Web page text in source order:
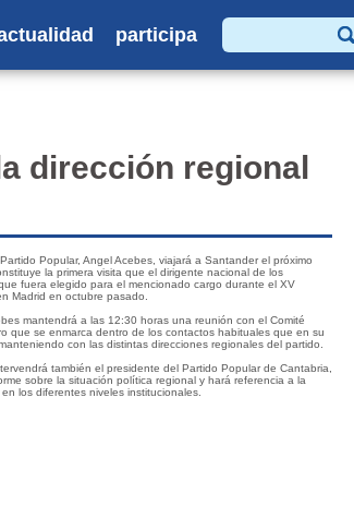
participa
Buscar
dirección regional
Popular, Angel Acebes, viajará a Santander el próximo
la primera visita que el dirigente nacional de los
fuera elegido para el mencionado cargo durante el XV
Madrid en octubre pasado.
mantendrá a las 12:30 horas una reunión con el Comité
que se enmarca dentro de los contactos habituales que en su
con las distintas direcciones regionales del partido.
también el presidente del Partido Popular de Cantabria,
sobre la situación política regional y hará referencia a la
los diferentes niveles institucionales.